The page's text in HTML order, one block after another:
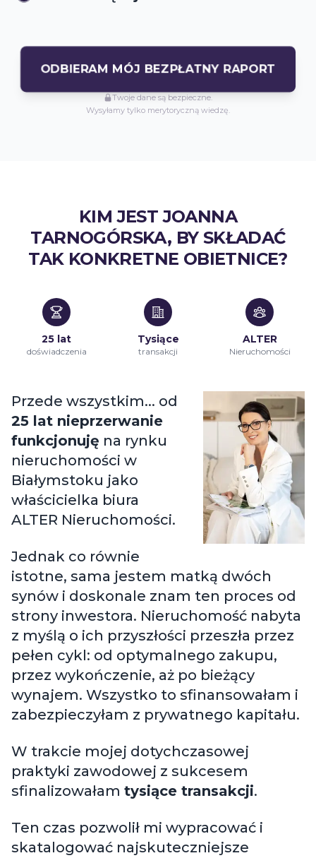
ODBIERAM MÓJ BEZPŁATNY RAPORT
Twoje dane są bezpieczne.
Wysyłamy tylko merytoryczną wiedzę.
KIM JEST JOANNA
TARNOGÓRSKA, BY SKŁADAĆ
TAK KONKRETNE OBIETNICE?
25 lat
doświadczenia
Tysiące
transakcji
ALTER
Nieruchomości
Przede wszystkim... od
25 lat nieprzerwanie
funkcjonuję na rynku
nieruchomości w
Białymstoku jako
właścicielka biura
ALTER Nieruchomości.
Jednak co równie
istotne, sama jestem matką dwóch
synów i doskonale znam ten proces od
strony inwestora. Nieruchomość nabyta
z myślą o ich przyszłości przeszła przez
pełen cykl: od optymalnego zakupu,
przez wykończenie, aż po bieżący
wynajem. Wszystko to sfinansowałam i
zabezpieczyłam z prywatnego kapitału.
W trakcie mojej dotychczasowej
praktyki zawodowej z sukcesem
sfinalizowałam tysiące transakcji.
Ten czas pozwolił mi wypracować i
skatalogować najskuteczniejsze